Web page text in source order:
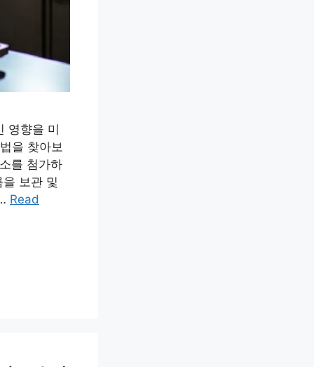
영향을 미
을 찾아보
를 첨가하
보관 및
Read